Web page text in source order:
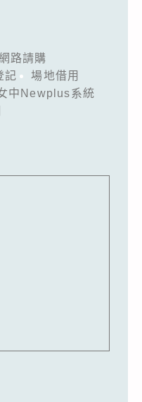
路請購
記
場地借用
中Newplus系統